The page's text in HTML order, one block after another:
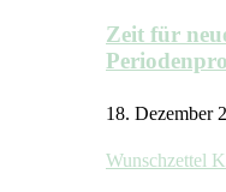
Zeit für
18. Dezember
Wunschzettel